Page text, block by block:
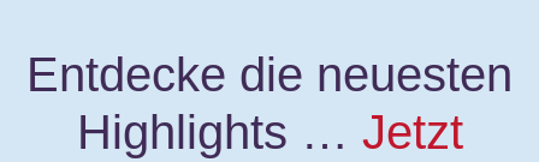
Entdecke die neuesten
Highlights … Jetzt